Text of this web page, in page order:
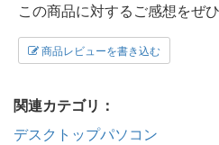
この商品に対するご感想をぜ
商品レビューを書き込む
関連カテゴリ：
デスクトップパソコン